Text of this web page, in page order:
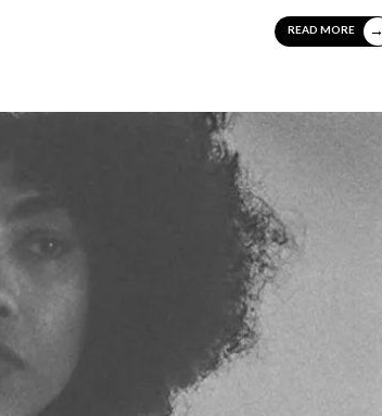
READ MORE →